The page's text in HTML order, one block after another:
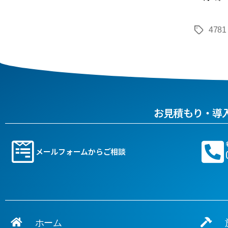
4781
お見積もり・導
メールフォームからご相談
ホーム